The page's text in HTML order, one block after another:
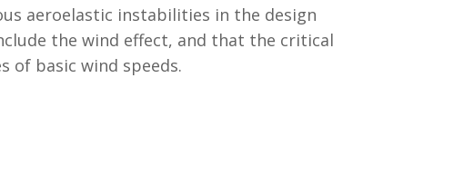
aeroelastic instabilities in the design
the wind effect, and that the critical
of basic wind speeds.